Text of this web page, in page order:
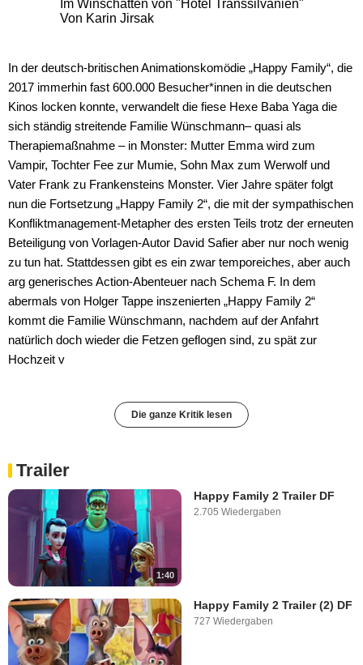
Im Winschatten von "Hotel Transsilvanien"
Von Karin Jirsak
In der deutsch-britischen Animationskomödie „Happy Family“, die
2017 immerhin fast 600.000 Besucher*innen in die deutschen
Kinos locken konnte, verwandelt die fiese Hexe Baba Yaga die
sich ständig streitende Familie Wünschmann– quasi als
Therapiemaßnahme – in Monster: Mutter Emma wird zum
Vampir, Tochter Fee zur Mumie, Sohn Max zum Werwolf und
Vater Frank zu Frankensteins Monster. Vier Jahre später folgt
nun die Fortsetzung „Happy Family 2“, die mit der sympathischen
Konfliktmanagement-Metapher des ersten Teils trotz der erneuten
Beteiligung von Vorlagen-Autor David Safier aber nur noch wenig
zu tun hat. Stattdessen gibt es ein zwar temporeiches, aber auch
arg generisches Action-Abenteuer nach Schema F. In dem
abermals von Holger Tappe inszenierten „Happy Family 2“
kommt die Familie Wünschmann, nachdem auf der Anfahrt
natürlich doch wieder die Fetzen geflogen sind, zu spät zur
Hochzeit v
Die ganze Kritik lesen
Trailer
1:40
Happy Family 2 Trailer DF
2.705 Wiedergaben
Happy Family 2 Trailer (2) DF
727 Wiedergaben